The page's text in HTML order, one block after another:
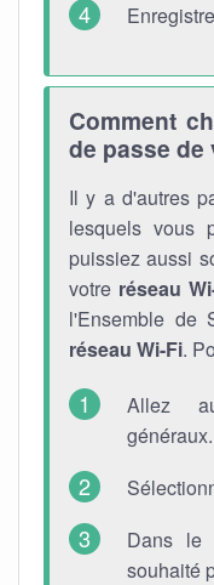
Comment
de passe de
Il y a d'autres
lesquels vous
puissiez aussi
votre réseau
l'Ensemble de
réseau Wi-Fi.
Allez
généraux.
Dans le
souhaité